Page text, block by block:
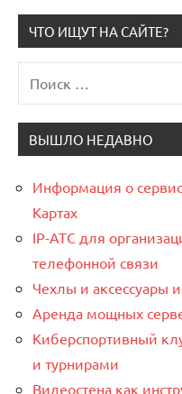
ЧТО ИЩУТ НА САЙТЕ?
для:
ВЫШЛО НЕДАВНО
Информация о
Картах
IP-АТС для
телефонной связи
Чехлы и аксессуары
Аренда мощных
Киберспортивный
и турнирами
Видеостена как